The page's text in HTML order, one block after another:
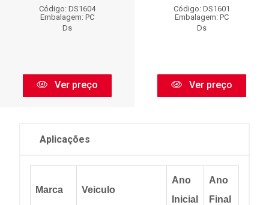
Código: DS1604
Embalagem: PC
Ds
Ver preço
Código: DS1601
Embalagem: PC
Ds
Ver preço
Aplicações
Marca Veiculo
Ano
Inicial
Ano
Final